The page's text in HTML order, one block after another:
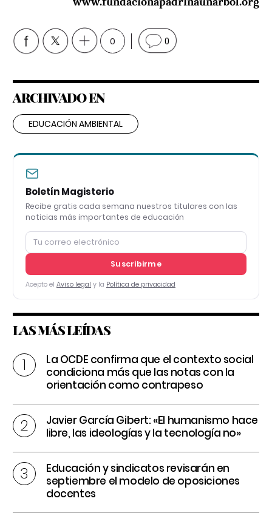
0 0
ARCHIVADO EN
EDUCACIÓN AMBIENTAL
Boletín Magisterio
Recibe gratis cada semana nuestros titulares con las
noticias más importantes de educación
Suscribirme
Acepto el Aviso legal y la Política de privacidad
LAS MÁS LEÍDAS
La OCDE confirma que el contexto social
condiciona más que las notas con la
orientación como contrapeso
Javier García Gibert: «El humanismo hace
libre, las ideologías y la tecnología no»
Educación y sindicatos revisarán en
septiembre el modelo de oposiciones
docentes